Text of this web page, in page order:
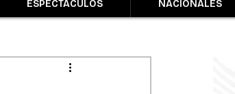
ESPECTACULOS NACIONALES